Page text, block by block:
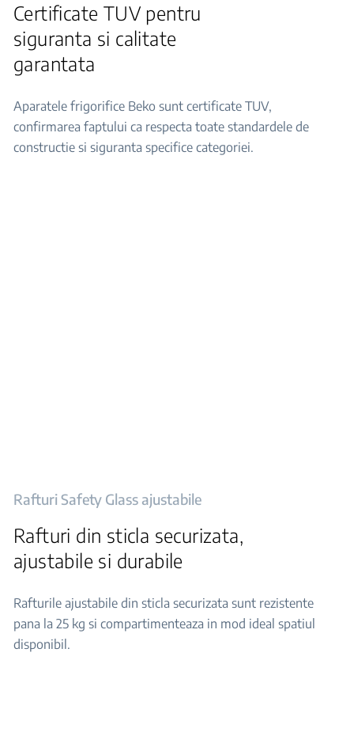
Certificate TUV pentru
siguranta si calitate
garantata
Aparatele frigorifice Beko sunt certificate TUV,
confirmarea faptului ca respecta toate standardele de
constructie si siguranta specifice categoriei.
Rafturi Safety Glass ajustabile
Rafturi din sticla securizata,
ajustabile si durabile
Rafturile ajustabile din sticla securizata sunt rezistente
pana la 25 kg si compartimenteaza in mod ideal spatiul
disponibil.